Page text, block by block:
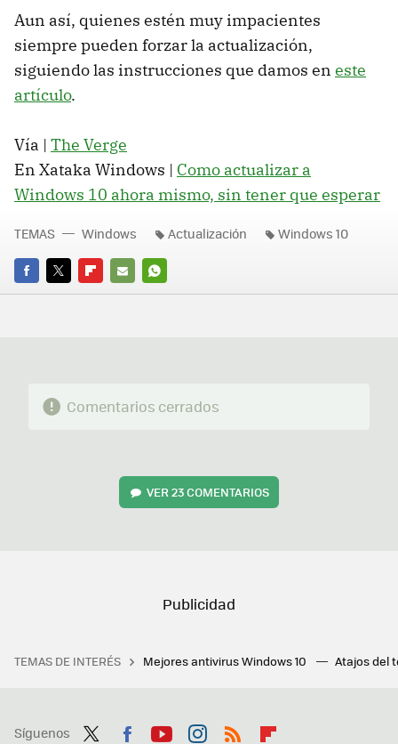
Aun así, quienes estén muy impacientes
siempre pueden forzar la actualización,
siguiendo las instrucciones que damos en este
artículo.
Vía | The Verge
En Xataka Windows | Como actualizar a
Windows 10 ahora mismo, sin tener que esperar
FACEBOOK
TWITTERFLIPBOARD
E-
WHATSAPP
TEMAS Windows Actualización Windows 10
Comentarios cerrados
VER23 COMENTARIOS
TEMAS DE INTERÉS Mejores antivirus Windows 10 Atajos del
Síguenos